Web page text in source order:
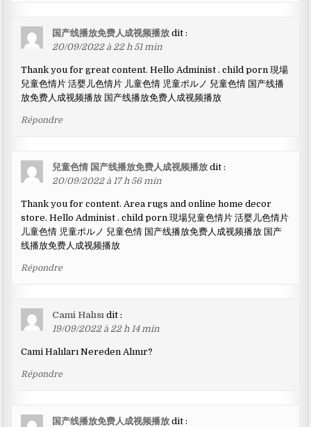
国产线播放免费人成视频播放 dit :
20/09/2022 à 22 h 51 min
Thank you for great content. Hello Administ . child porn 現場
兒童色情片 活婴儿色情片 儿童色情 児童ポルノ 兒童色情 国产线播
放免费人成视频播放 国产线播放免费人成视频播放
Répondre
兒童色情 国产线播放免费人成视频播放 dit :
20/09/2022 à 17 h 56 min
Thank you for content. Area rugs and online home decor
store. Hello Administ . child porn 現場兒童色情片 活婴儿色情片
儿童色情 児童ポルノ 兒童色情 国产线播放免费人成视频播放 国产
线播放免费人成视频播放
Répondre
Cami Halısı dit :
19/09/2022 à 22 h 14 min
Cami Halıları Nereden Alınır?
Répondre
国产线播放免费人成视频播放 dit :